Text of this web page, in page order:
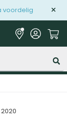
voordelig